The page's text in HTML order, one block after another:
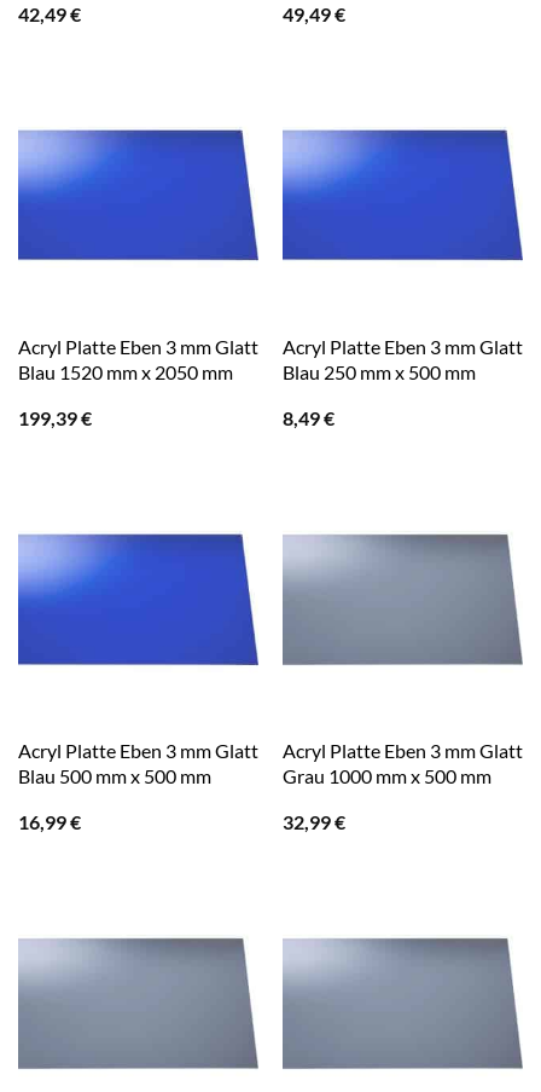
42,49€
49,49€
Acryl Platte Eben 3 mm Glatt
Blau 1520 mm x 2050 mm
199,39€
Acryl Platte Eben 3 mm Glatt
Blau 250 mm x 500 mm
8,49€
Acryl Platte Eben 3 mm Glatt
Blau 500 mm x 500 mm
16,99€
Acryl Platte Eben 3 mm Glatt
Grau 1000 mm x 500 mm
32,99€